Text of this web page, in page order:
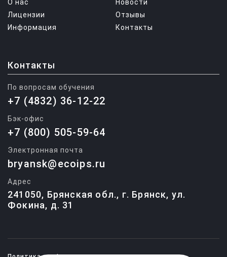
О нас
Новости
Лицензии
Отзывы
Информация
Контакты
Контакты
По вопросам обучения
+7 (4832) 36-12-22
Бэк-офис
+7 (800) 505-59-64
Электронная почта
bryansk@ecoips.ru
Адрес
241050, Брянская обл., г. Брянск, ул.
Фокина, д. 31